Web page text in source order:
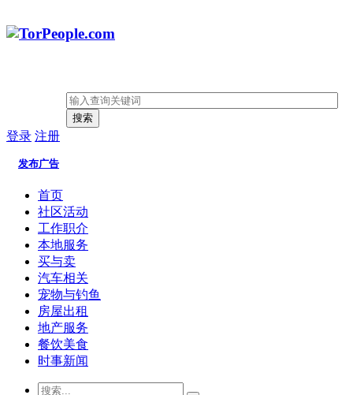
搜索
登录 注册
发布广告
首页
社区活动
工作职介
本地服务
买与卖
汽车相关
宠物与钓鱼
房屋出租
地产服务
餐饮美食
时事新闻